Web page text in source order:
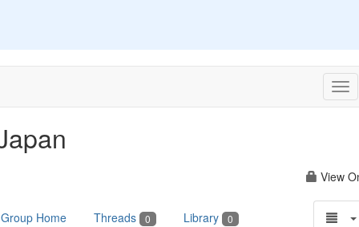
View
Group Home Threads 0 Library 0